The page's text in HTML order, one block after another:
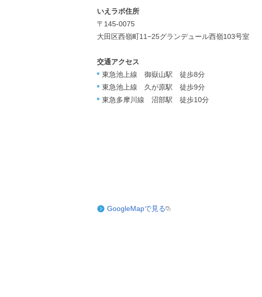
いえラボ住所
〒145-0075
大田区西嶺町11−25グランデュール西嶺103号室
交通アクセス
東急池上線 御嶽山駅 徒歩8分
東急池上線 久が原駅 徒歩9分
東急多摩川線 沼部駅 徒歩10分
GoogleMapで見る